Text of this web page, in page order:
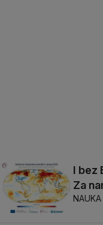
I bez
Za
NAUKA